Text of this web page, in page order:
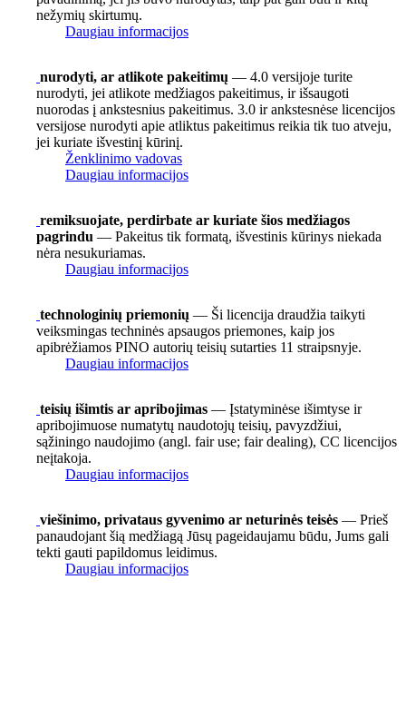
nežymių skirtumų.
Daugiau informacijos
nurodyti, ar atlikote pakeitimų — 4.0 versijoje turite
nurodyti, jei atlikote medžiagos pakeitimus, ir išsaugoti
nuorodas į ankstesnius pakeitimus. 3.0 ir ankstesnėse licencijos
versijose nurodyti apie atliktus pakeitimus reikia tik tuo atveju,
jei kuriate išvestinį kūrinį.
Ženklinimo vadovas
Daugiau informacijos
remiksuojate, perdirbate ar kuriate šios medžiagos
pagrindu — Pakeitus tik formatą, išvestinis kūrinys niekada
nėra nesukuriamas.
Daugiau informacijos
technologinių priemonių — Ši licencija draudžia taikyti
veiksmingas techninės apsaugos priemones, kaip jos
apibrėžiamos PINO autorių teisių sutarties 11 straipsnyje.
Daugiau informacijos
teisių išimtis ar apribojimas — Įstatyminėse išimtyse ir
apribojimuose numatytų naudotojų teisių, pavyzdžiui,
sąžiningo naudojimo (angl. fair use; fair dealing), CC licencijos
neįtakoja.
Daugiau informacijos
viešinimo, privataus gyvenimo ar neturinės teisės — Prieš
panaudojant šią medžiagą Jūsų pageidaujamu būdu, Jums gali
tekti gauti papildomus leidimus.
Daugiau informacijos